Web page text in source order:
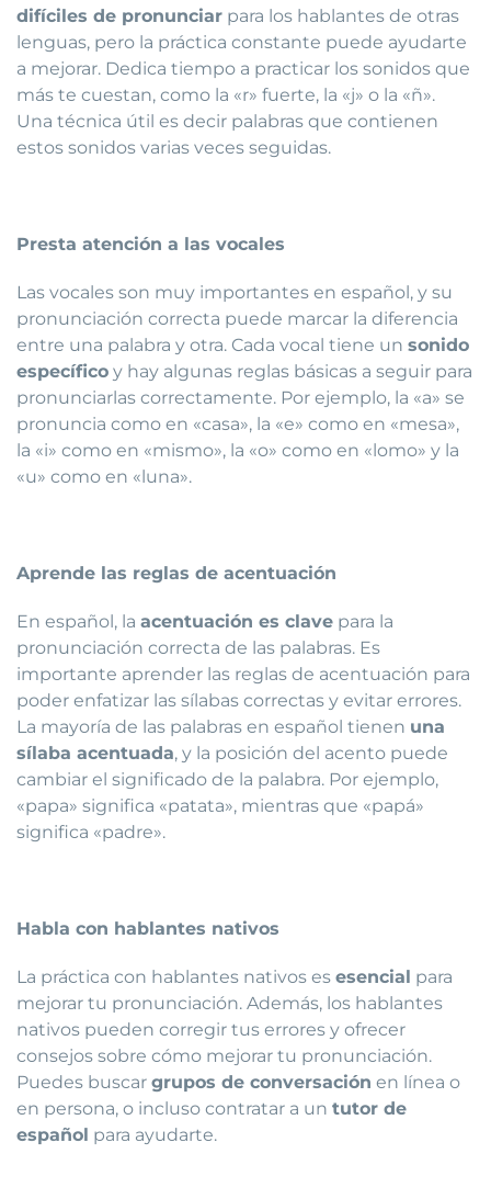
difíciles de pronunciar para los hablantes de otras
lenguas, pero la práctica constante puede ayudarte
a mejorar. Dedica tiempo a practicar los sonidos que
más te cuestan, como la «r» fuerte, la «j» o la «ñ».
Una técnica útil es decir palabras que contienen
estos sonidos varias veces seguidas.
Presta atención a las vocales
Las vocales son muy importantes en español, y su
pronunciación correcta puede marcar la diferencia
entre una palabra y otra. Cada vocal tiene un sonido
específico y hay algunas reglas básicas a seguir para
pronunciarlas correctamente. Por ejemplo, la «a» se
pronuncia como en «casa», la «e» como en «mesa»,
la «i» como en «mismo», la «o» como en «lomo» y la
«u» como en «luna».
Aprende las reglas de acentuación
En español, la acentuación es clave para la
pronunciación correcta de las palabras. Es
importante aprender las reglas de acentuación para
poder enfatizar las sílabas correctas y evitar errores.
La mayoría de las palabras en español tienen una
sílaba acentuada, y la posición del acento puede
cambiar el significado de la palabra. Por ejemplo,
«papa» significa «patata», mientras que «papá»
significa «padre».
Habla con hablantes nativos
La práctica con hablantes nativos es esencial para
mejorar tu pronunciación. Además, los hablantes
nativos pueden corregir tus errores y ofrecer
consejos sobre cómo mejorar tu pronunciación.
Puedes buscar grupos de conversación en línea o
en persona, o incluso contratar a un tutor de
español para ayudarte.